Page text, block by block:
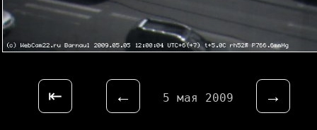
⇤ ← 5 мая 2009 →